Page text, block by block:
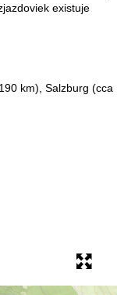
existuje
km), Salzburg (cca